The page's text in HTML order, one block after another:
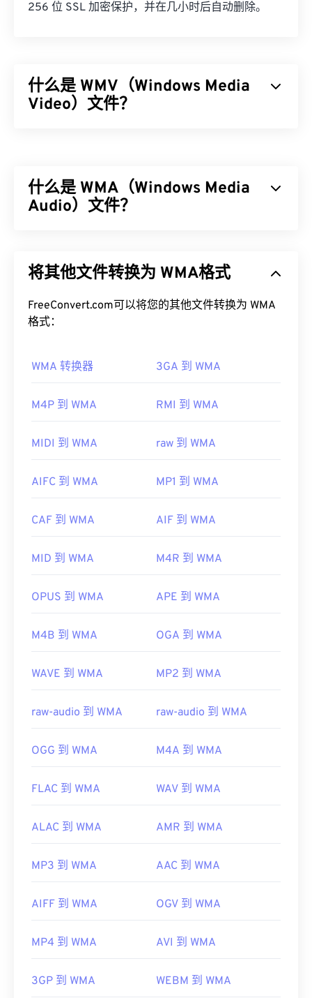
256 位 SSL 加密保护，并在几小时后自动删除。
什么是 WMV（Windows Media
Video）文件？
高级系统格式 (ASF) 的数字容器格式通常封装 WMV
文件。
大多数媒体播放器都可以打开和读取 WMV（和
ASF）文件。打开 WMV 文件的最佳播放器是
Microsoft Windows Media Player。WMV和 ASF 是
微软开发的，如今许多在线视频都是 WMV 文件。
WMV 也很容易转换为其他视频文件类型。但是，请
换，HandBrake
是一款免费的开源 WMV 文件转换工
开发者： 微软
首次发行：
https://en.wikipedia.org/wiki/Windows_Media_Video
什么是 WMA（Windows Media
Audio）文件？
编解码器，也是一种音频格式。自 1999 年诞生以
WMA Pro、WMA Lossless和WMA Voice。它是
Windows Media
如何打开 WMA 文件？
作为Windows Media 的核心组件，Windows Media
默认程序。然而，由于
文件相对普及，许多其
Media Console
，它有适用于 Apple iOS
本。
有用的链接：
https://docs.microsoft.com/en-
codecs
将其他文件转换为 WMA格式
FreeConvert.com可以将您的其他文件转换为 WMA
格式：
WMA 转换器 3GA 到 WMA
M4P 到 WMA RMI 到 WMA
MIDI 到 WMA raw 到 WMA
AIFC 到 WMA MP1 到 WMA
CAF 到 WMA AIF 到 WMA
MID 到 WMA M4R 到 WMA
OPUS 到 WMA APE 到 WMA
M4B 到 WMA OGA 到 WMA
WAVE 到 WMA MP2 到 WMA
raw-audio 到 WMA raw-audio 到 WMA
OGG 到 WMA M4A 到 WMA
FLAC 到 WMA WAV 到 WMA
ALAC 到 WMA AMR 到 WMA
MP3 到 WMA AAC 到 WMA
AIFF 到 WMA OGV 到 WMA
MP4 到 WMA AVI 到 WMA
3GP 到 WMA WEBM 到 WMA